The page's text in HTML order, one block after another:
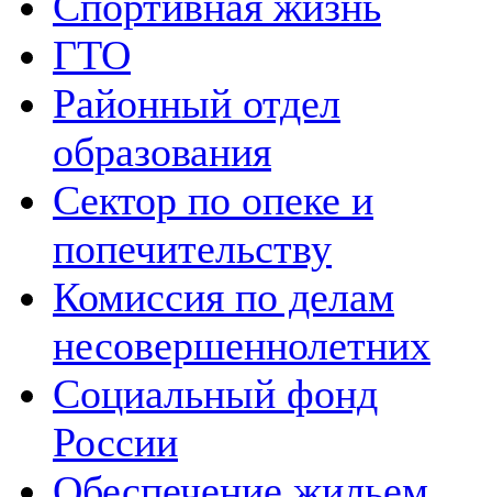
ГТО
Районный отдел
образования
Сектор по опеке и
попечительству
Комиссия по делам
несовершеннолетних
Социальный фонд
России